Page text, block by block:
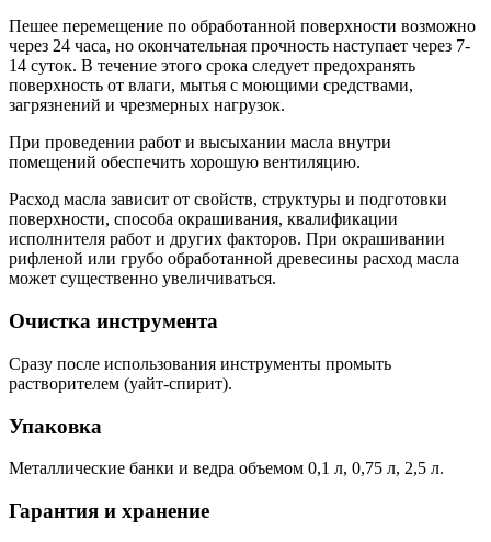
Пешее перемещение по обработанной поверхности возможно
через 24 часа, но окончательная прочность наступает через 7-
14 суток. В течение этого срока следует предохранять
поверхность от влаги, мытья с моющими средствами,
загрязнений и чрезмерных нагрузок.
При проведении работ и высыхании масла внутри
помещений обеспечить хорошую вентиляцию.
Расход масла зависит от свойств, структуры и подготовки
поверхности, способа окрашивания, квалификации
исполнителя работ и других факторов. При окрашивании
рифленой или грубо обработанной древесины расход масла
может существенно увеличиваться.
Очистка инструмента
Сразу после использования инструменты промыть
растворителем (уайт-спирит).
Упаковка
Металлические банки и ведра объемом 0,1 л, 0,75 л, 2,5 л.
Гарантия и хранение